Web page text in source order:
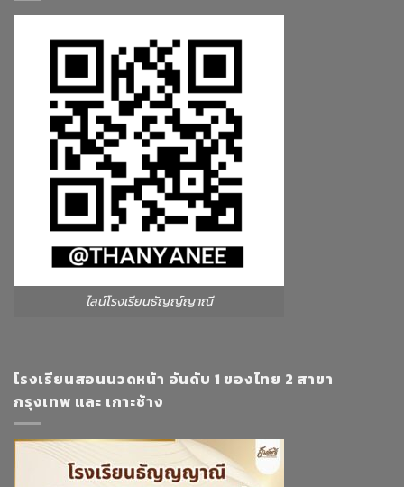
ไลน์โรงเรียนธัญญ์ญาณี
โรงเรียนสอนนวดหน้า อันดับ 1 ของไทย 2 สาขา
กรุงเทพ และ เกาะช้าง